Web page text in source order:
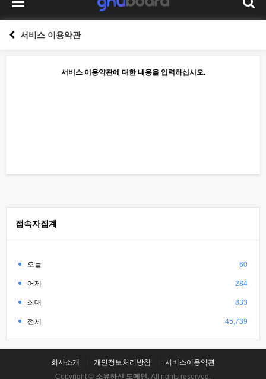
서비스 이용약관
서비스 이용약관에 대한 내용을 입력하십시오.
접속자집계
오늘 60
어제 284
최대 833
전체 45,739
회사소개 개인정보처리방침
서비스이용약관
Copyright © 소유하신 도메인. All rights reserved.